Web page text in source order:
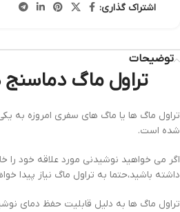
اشتراک گذاری:
توضیحات
تراول ماگ دماسنج
تراول ماگ ها یا ماگ های سفری امروزه به یکی
شده است.
اگر می خواهید نوشیدنی مورد علاقه خود را
داشته باشید،حتما به تراول ماگ نیاز پیدا
تراول ماگ ها به دلیل قابلیت حفظ دمای